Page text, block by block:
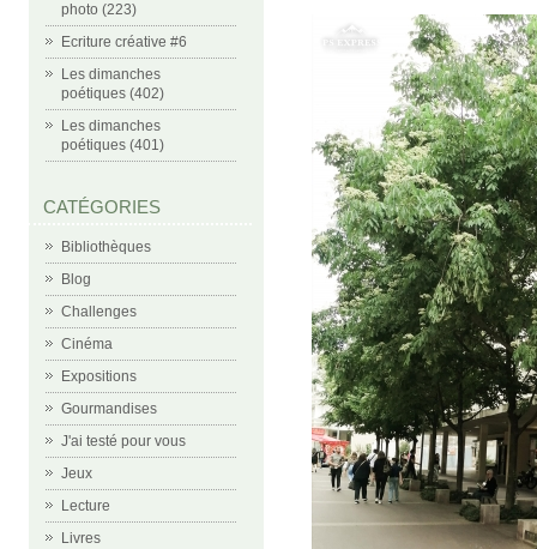
photo (223)
Ecriture créative #6
Les dimanches
poétiques (402)
Les dimanches
poétiques (401)
CATÉGORIES
Bibliothèques
Blog
Challenges
Cinéma
Expositions
Gourmandises
J'ai testé pour vous
Jeux
Lecture
Livres